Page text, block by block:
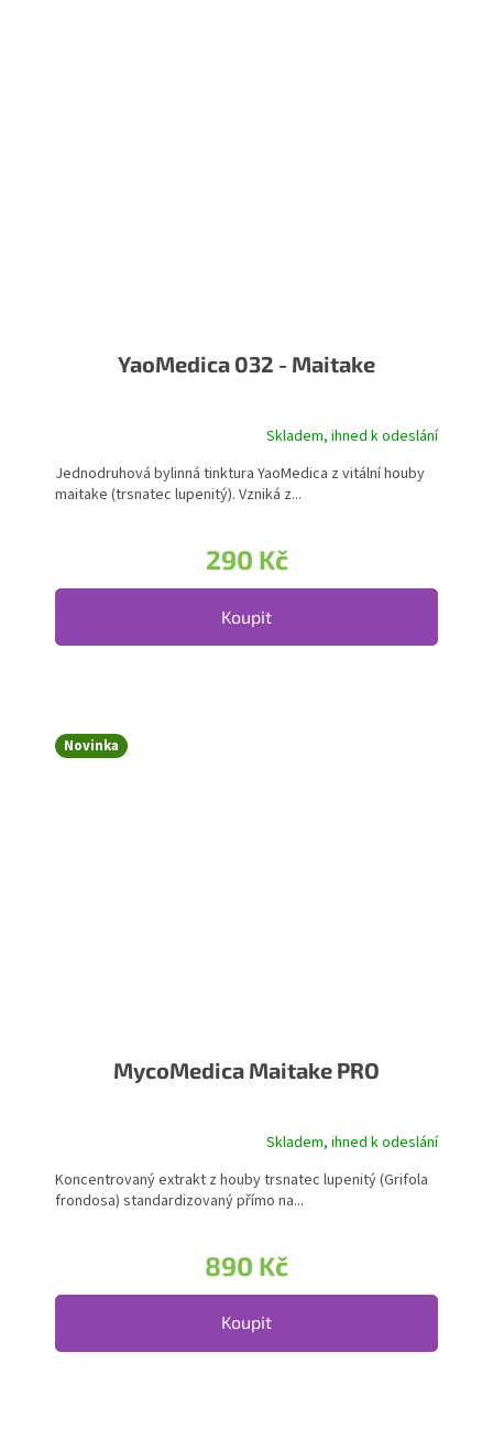
YaoMedica 032 - Maitake
Skladem, ihned k odeslání
290 Kč
Koupit
Jednodruhová bylinná tinktura YaoMedica z vitální houby
maitake (trsnatec lupenitý). Vzniká z...
Novinka
MycoMedica Maitake PRO
Skladem, ihned k odeslání
890 Kč
Koupit
Koncentrovaný extrakt z houby trsnatec lupenitý (Grifola
frondosa) standardizovaný přímo na...